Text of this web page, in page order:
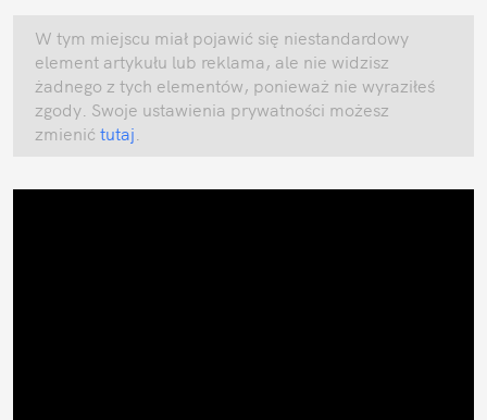
W tym miejscu miał pojawić się niestandardowy
element artykułu lub reklama, ale nie widzisz
żadnego z tych elementów, ponieważ nie wyraziłeś
zgody. Swoje ustawienia prywatności możesz
zmienić tutaj.